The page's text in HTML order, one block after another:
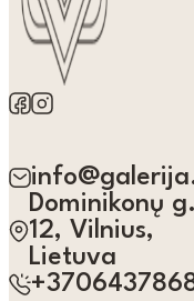
Dominikonų
12, Vilnius,
Lietuva